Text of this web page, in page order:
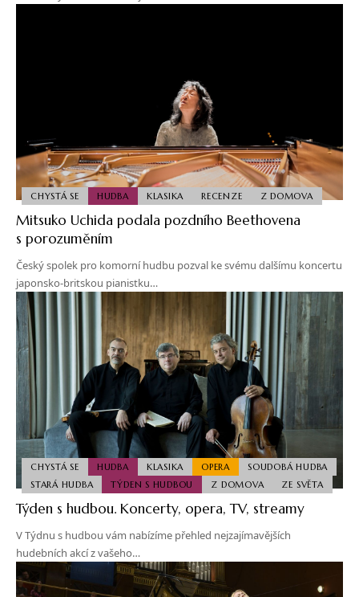
CHYSTÁ SE HUDBA KLASIKA RECENZE Z DOMOVA
Mitsuko Uchida podala pozdního Beethovena
s porozuměním
Český spolek pro komorní hudbu pozval ke svému dalšímu koncertu
japonsko-britskou pianistku…
CHYSTÁ SE HUDBA KLASIKA OPERA
SOUDOBÁ HUDBA
STARÁ HUDBA
TÝDEN S HUDBOU Z DOMOVA ZE SVĚTA
Týden s hudbou. Koncerty, opera, TV, streamy
V Týdnu s hudbou vám nabízíme přehled nejzajímavějších
hudebních akcí z vašeho…